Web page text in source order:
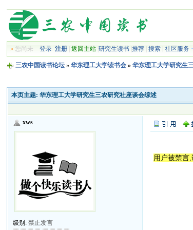
» 您尚未登录 注册 |返回主站 |研究生读书 |推荐 |搜索 |社区服务
三农中国读书论坛 »华东理工大学读书会 »华东理工大学研究生
本页主题: 华东理工大学研究生三农研究社座谈会综述
xws
级别:禁止发言
用户被禁言